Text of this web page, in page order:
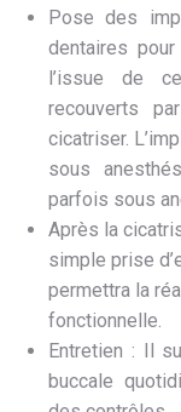
Pose des
dentaires
l’issue de
recouverts
cicatriser.
sous
parfois sous
Après la
simple prise
permettra la
fonctionnelle.
Entretien : Il
buccale